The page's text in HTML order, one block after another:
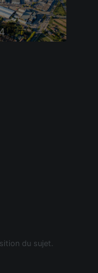
du sujet.